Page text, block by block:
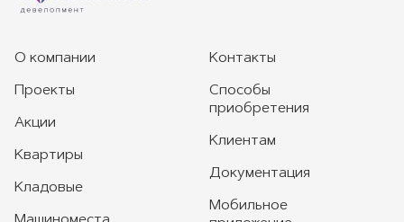
О компании
Проекты
Акции
Квартиры
Кладовые
Контакты
Способы
приобретения
Клиентам
Документация
Мобильное